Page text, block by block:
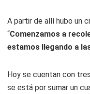
A partir de allí hubo un
“Comenzamos a
estamos llegando a
Hoy se cuentan con
se está por sumar un